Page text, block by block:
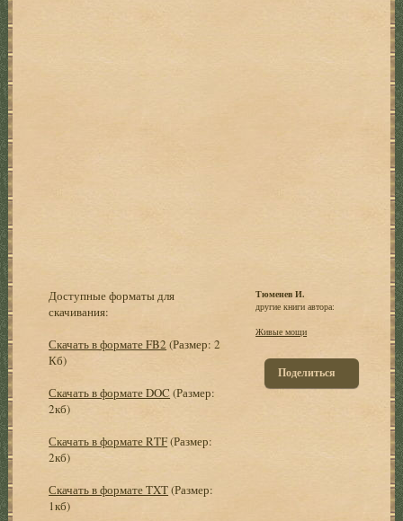
Доступные форматы для
скачивания:
Скачать в формате FB2 (Размер: 2
Кб)
Скачать в формате DOC (Размер:
2кб)
Скачать в формате RTF(Размер:
2кб)
Скачать в формате TXT(Размер:
1кб)
Тюменев И.
другие книги автора:
Живые мощи
Поделиться